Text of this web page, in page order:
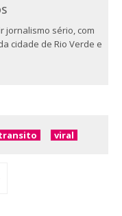
jornalismo sério, com
cidade de Rio Verde e
viral